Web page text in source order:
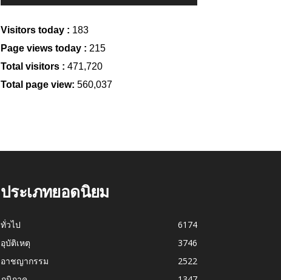
Visitors today : 183
Page views today : 215
Total visitors : 471,720
Total page view: 560,037
ประเภทยอดนิยม
ทั่วไป
6174
อุบัติเหตุ
3746
อาชญากรรม
2522